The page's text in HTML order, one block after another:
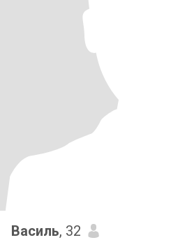
Василь, 32